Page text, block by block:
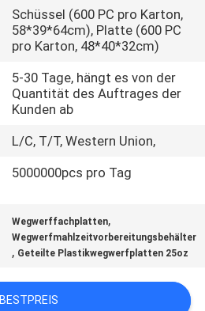
Schüssel (600 PC pro Karton,
58*39*64cm), Platte (600 PC
pro Karton, 48*40*32cm)
5-30 Tage, hängt es von der
Quantität des Auftrages der
Kunden ab
L/C, T/T, Western Union,
5000000pcs pro Tag
Wegwerffachplatten,
Wegwerfmahlzeitvorbereitungsbehälter
, Geteilte Plastikwegwerfplatten 25oz
BESTPREIS